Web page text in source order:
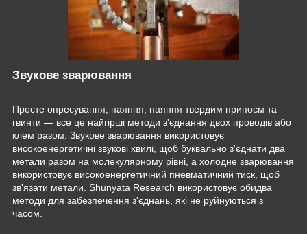
Звукове зварювання
Просте опресування, паяння, паяння твердим припоєм та
гвинти — все це найгірші методи з'єднання двох проводів або
клем разом. Звукове зварювання використовує
високоенергетичні звукові хвилі, щоб буквально з'єднати два
метали разом на молекулярному рівні, а холодне зварювання
використовує високоенергетичний пневматичний тиск, щоб
зв'язати метали. Shunyata Research використовує обидва
методи для забезпечення з'єднань, які не руйнуються з
часом.